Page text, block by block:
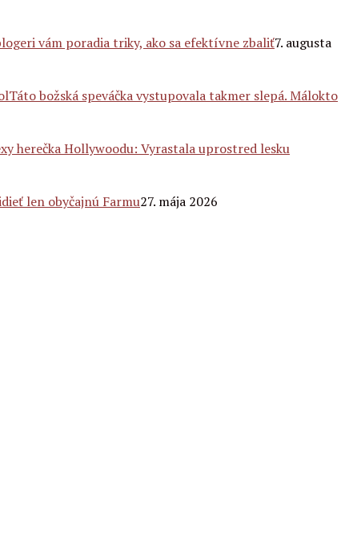
vám poradia triky, ako sa efektívne zbaliť7. augusta
Táto božská speváčka vystupovala takmer slepá. Málokto
herečka Hollywoodu: Vyrastala uprostred lesku
len obyčajnú Farmu27. mája 2026